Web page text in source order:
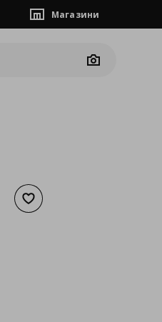
Магазини
Camera
Добави към списъка с